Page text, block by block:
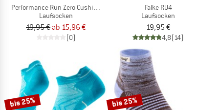
Performance Run Zero Cushion Low Ankle
Laufsocken
19,95 € ab 15,96 €
(0)
Falke RU4
Laufsocken
19,95 €
4,8(14)
bis 25% bis 25%